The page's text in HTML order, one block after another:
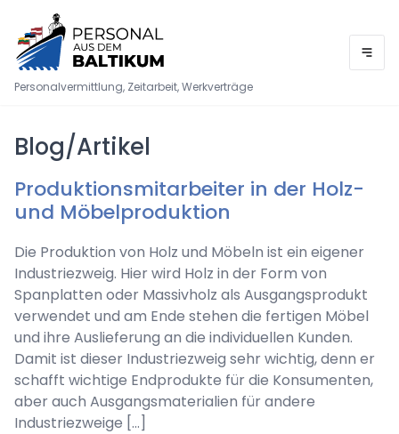
Personalvermittlung, Zeitarbeit, Werkverträge
Blog/Artikel
Produktionsmitarbeiter in der Holz-
und Möbelproduktion
Die Produktion von Holz und Möbeln ist ein eigener
Industriezweig. Hier wird Holz in der Form von
Spanplatten oder Massivholz als Ausgangsprodukt
verwendet und am Ende stehen die fertigen Möbel
und ihre Auslieferung an die individuellen Kunden.
Damit ist dieser Industriezweig sehr wichtig, denn er
schafft wichtige Endprodukte für die Konsumenten,
aber auch Ausgangsmaterialien für andere
Industriezweige […]